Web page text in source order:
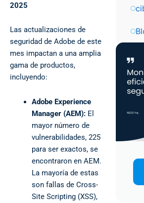
2025
Las actualizaciones de
seguridad de Adobe de este
mes impactan a una amplia
gama de productos,
incluyendo:
Adobe Experience
Manager (AEM):El
mayor número de
vulnerabilidades, 225
para ser exactos, se
encontraron en AEM.
La mayoría de estas
son fallas de Cross-
Site Scripting (XSS),